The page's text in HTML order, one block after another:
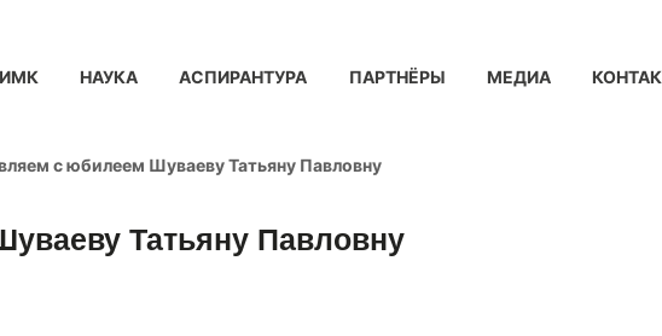
НАУКА АСПИРАНТУРА ПАРТНЁРЫ МЕДИА
с юбилеем Шуваеву Татьяну Павловну
Татьяну Павловну